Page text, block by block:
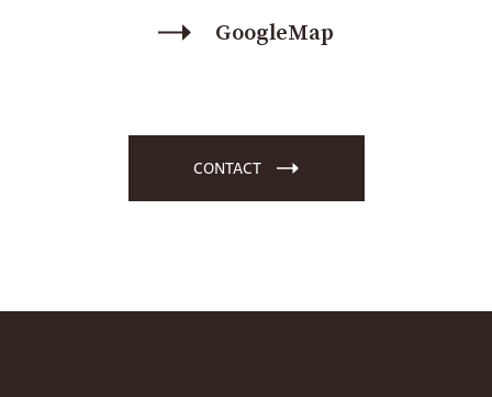
GoogleMap
CONTACT